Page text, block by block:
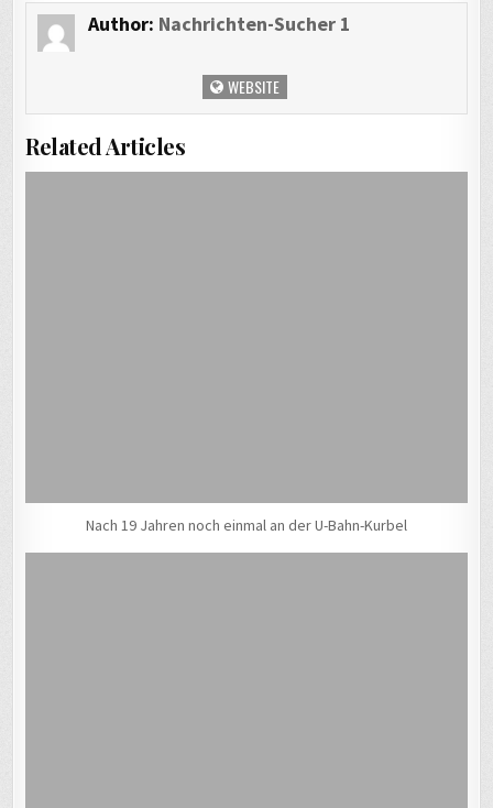
Author: Nachrichten-Sucher 1
WEBSITE
Related Articles
Nach 19 Jahren noch einmal an der U-Bahn-Kurbel